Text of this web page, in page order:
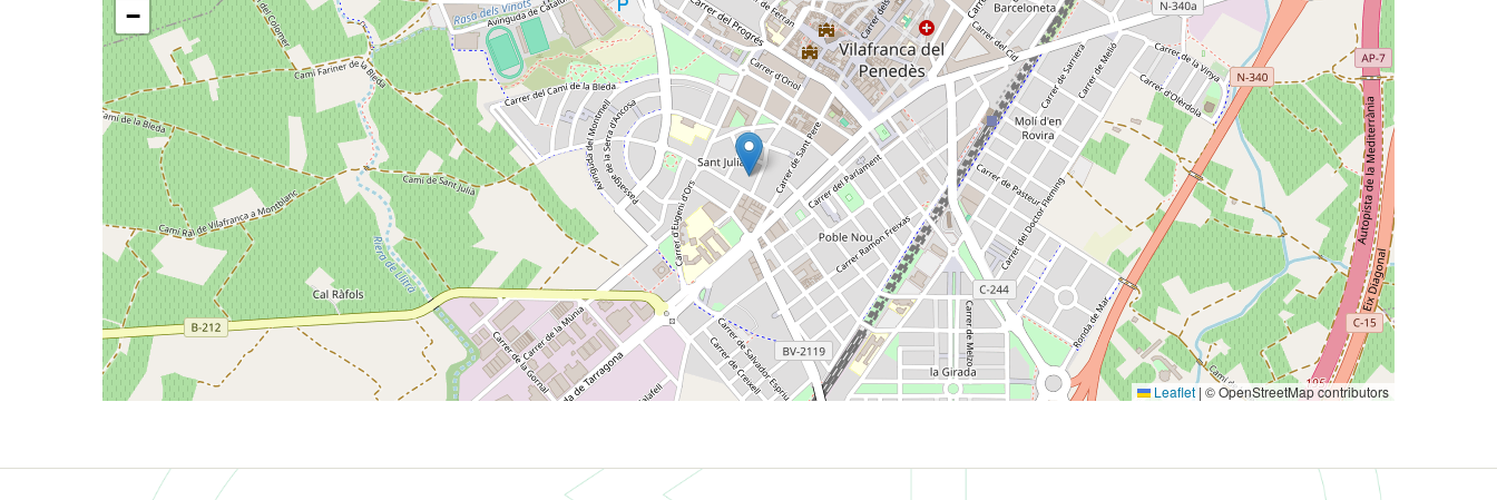
−
Leaflet | © OpenStreetMap contributors